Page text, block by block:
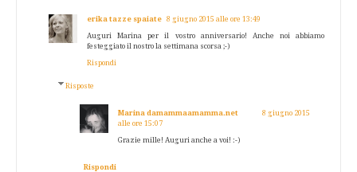
erika tazze spaiate 8 giugno 2015 alle ore 13:49
Auguri Marina per il vostro anniversario! Anche noi abbiamo
festeggiato il nostro la settimana scorsa ;-)
Rispondi
Risposte
Marina damammaamamma.net
8 giugno 2015
alle ore 15:07
Grazie mille! Auguri anche a voi! :-)
Rispondi